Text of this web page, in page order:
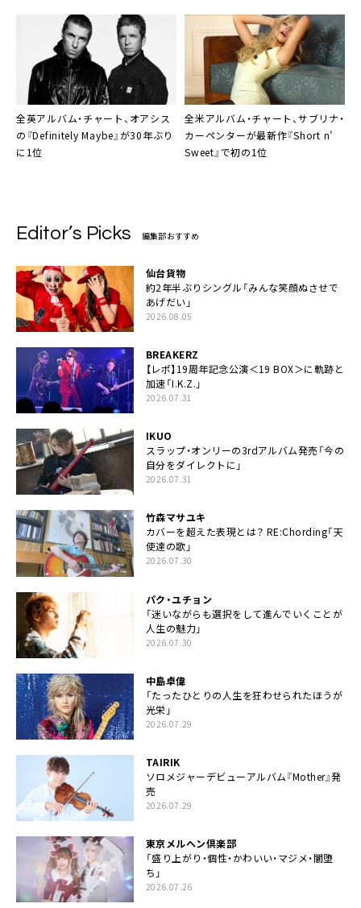
全英アルバム・チャート、オアシス
の『Definitely Maybe』が30年ぶり
に1位
全米アルバム・チャート、サブリナ・
カーペンターが最新作『Short n’
Sweet』で初の1位
Editor’s Picks 編集部おすすめ
仙台貨物
約2年半ぶりシングル「みんな笑顔ぬさせで
あげだい」
2026.08.05
BREAKERZ
【レポ】19周年記念公演＜19 BOX＞に軌跡と
加速「I.K.Z.」
2026.07.31
IKUO
スラップ・オンリーの3rdアルバム発売「今の
自分をダイレクトに」
2026.07.31
竹森マサユキ
カバーを超えた表現とは？ RE:Chording「天
使達の歌」
2026.07.30
パク・ユチョン
「迷いながらも選択をして進んでいくことが
人生の魅力」
2026.07.30
中島卓偉
「たったひとりの人生を狂わせられたほうが
光栄」
2026.07.29
TAIRIK
ソロメジャーデビューアルバム『Mother』発
売
2026.07.29
東京メルヘン倶楽部
「盛り上がり・個性・かわいい・マジメ・闇堕
ち」
2026.07.26